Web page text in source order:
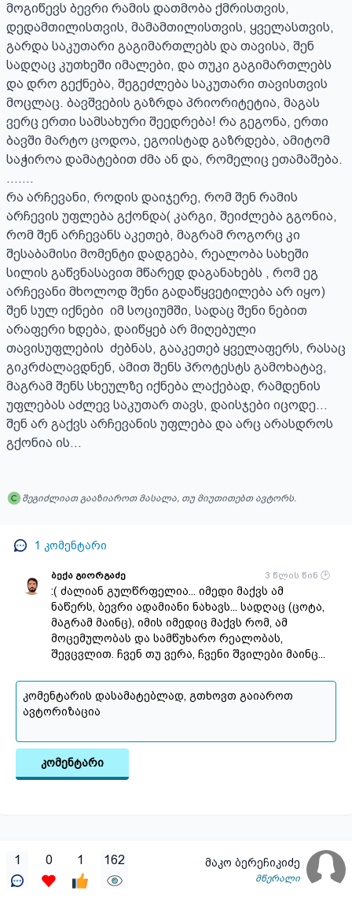
მოგიწევს ბევრი რამის დათმობა ქმრისთვის,
დედამთილისთვის, მამამთილისთვის, ყველასთვის,
გარდა საკუთარი გაგიმართლებს და თავისა, შენ
სადღაც კუთხეში იმალები, და თუკი გაგიმართლებს
და დრო გექნება, შეგეძლება საკუთარი თავისთვის
მოცლაც. ბავშვების გაზრდა პრიორიტეტია, მაგას
ვერც ერთი სამსახური შეედრება! რა გეგონა, ერთი
ბავში მარტო ცოდოა, ეგოისტად გაზრდება, ამიტომ
საჭიროა დამატებით ძმა ან და, რომელიც ეთამაშება.
.......
რა არჩევანი, როდის დაიჯერე, რომ შენ რამის
არჩევის უფლება გქონდა( კარგი, შეიძლება გგონია,
რომ შენ არჩევანს აკეთებ, მაგრამ როგორც კი
შესაბამისი მომენტი დადგება, რეალობა სახეში
სილის გაწვნასავით მწარედ დაგანახებს , რომ ეგ
არჩევანი მხოლოდ შენი გადაწყვეტილება არ იყო)
შენ სულ იქნები  იმ სოციუმში, სადაც შენი ნებით
არაფერი ხდება, დაიწყებ არ მიღებული
თავისუფლების  ძებნას, გააკეთებ ყველაფერს, რასაც
გიკრძალავდნენ, ამით შენს პროტესტს გამოხატავ,
მაგრამ შენს სხეულზე იქნება ლაქებად, რამდენის
უფლებას აძლევ საკუთარ თავს, დაისჯები იცოდე...
შენ არ გაქვს არჩევანის უფლება და არც არასდროს
გქონია ის...
შეგიძლიათ გააზიაროთ მასალა, თუ მიუთითებთ ავტორს.
1 კომენტარი
ბექა გიორგაძე 3 წლის წინ
:( ძალიან გულწრფელია... იმედი მაქვს ამ
ნაწერს, ბევრი ადამიანი ნახავს... სადღაც (ცოტა,
მაგრამ მაინც), იმის იმედიც მაქვს რომ, ამ
მოცემულობას და სამწუხარო რეალობას,
შევცვლით. ჩვენ თუ ვერა, ჩვენი შვილები მაინც...
კომენტარი
1 0 1 162 მაკო ბერეჩიკიძე
მწერალი